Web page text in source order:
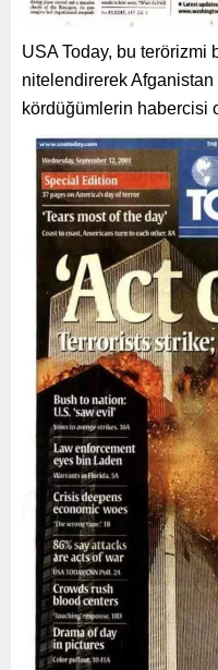
USA Today, bu terörizmi
nitelendirerek Afganistan
kördüğümlerin habercisi